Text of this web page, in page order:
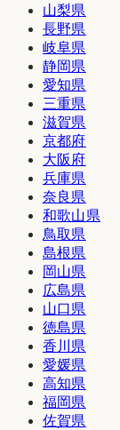
山梨県
長野県
岐阜県
静岡県
愛知県
三重県
滋賀県
京都府
大阪府
兵庫県
奈良県
和歌山県
鳥取県
島根県
岡山県
広島県
山口県
徳島県
香川県
愛媛県
高知県
福岡県
佐賀県